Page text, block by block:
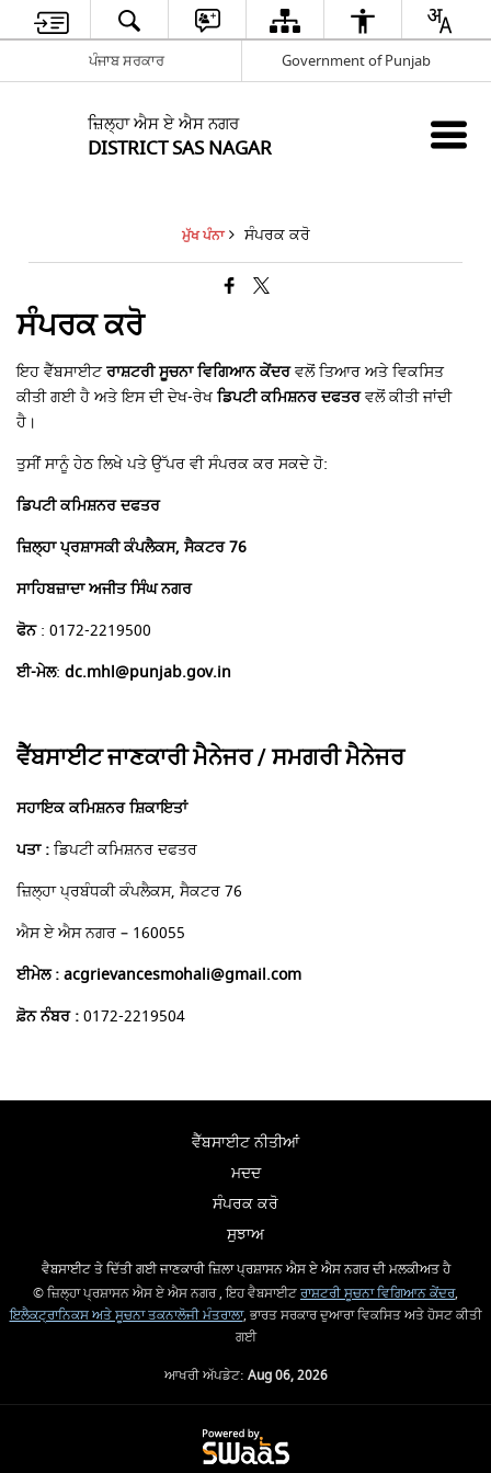
ਪੰਜਾਬ ਸਰਕਾਰ Government of Punjab
ਜ਼ਿਲ੍ਹਾ ਐਸ ਏ ਐਸ ਨਗਰ
DISTRICT SAS NAGAR
ਮੁੱਖ ਪੰਨਾ ਸੰਪਰਕ ਕਰੋ
ਸੰਪਰਕ ਕਰੋ
ਇਹ ਵੈੱਬਸਾਈਟਰਾਸ਼ਟਰੀ ਸੂਚਨਾ ਵਿਗਿਆਨ ਕੇਂਦਰਵਲੋਂ ਤਿਆਰ ਅਤੇ ਵਿਕਸਿਤ
ਕੀਤੀ ਗਈ ਹੈ ਅਤੇ ਇਸ ਦੀ ਦੇਖ-ਰੇਖਡਿਪਟੀ ਕਮਿਸ਼ਨਰ ਦਫਤਰਵਲੋਂ ਕੀਤੀ ਜਾਂਦੀ
ਹੈ।
ਤੁਸੀਂ ਸਾਨੂੰ ਹੇਠ ਲਿਖੇ ਪਤੇ ਉੱਪਰ ਵੀ ਸੰਪਰਕ ਕਰ ਸਕਦੇ ਹੋ:
ਡਿਪਟੀ ਕਮਿਸ਼ਨਰ ਦਫਤਰ
ਜ਼ਿਲ੍ਹਾ ਪ੍ਰਸ਼ਾਸਕੀ ਕੰਪਲੈਕਸ, ਸੈਕਟਰ 76
ਸਾਹਿਬਜ਼ਾਦਾ ਅਜੀਤ ਸਿੰਘ ਨਗਰ
ਫੋਨ: 0172-2219500
ਈ-ਮੇਲ:dc.mhl@punjab.gov.in
ਵੈੱਬਸਾਈਟ ਜਾਣਕਾਰੀ ਮੈਨੇਜਰ / ਸਮਗਰੀ ਮੈਨੇਜਰ
ਸਹਾਇਕ ਕਮਿਸ਼ਨਰ ਸ਼ਿਕਾਇਤਾਂ
ਪਤਾ :ਡਿਪਟੀ ਕਮਿਸ਼ਨਰ ਦਫਤਰ
ਜ਼ਿਲ੍ਹਾ ਪ੍ਰਬੰਧਕੀ ਕੰਪਲੈਕਸ, ਸੈਕਟਰ 76
ਐਸ ਏ ਐਸ ਨਗਰ– 160055
ਈਮੇਲ : acgrievancesmohali@gmail.com
ਫ਼ੋਨ ਨੰਬਰ :0172-2219504
ਵੈੱਬਸਾਈਟ ਨੀਤੀਆਂ
ਮਦਦ
ਸੰਪਰਕ ਕਰੋ
ਸੁਝਾਅ
ਵੈਬਸਾਈਟ ਤੇ ਦਿੱਤੀ ਗਈ ਜਾਣਕਾਰੀ ਜ਼ਿਲਾ ਪ੍ਰਸ਼ਾਸਨ ਐਸ ਏ ਐਸ ਨਗਰ ਦੀ ਮਲਕੀਅਤ ਹੈ
© ਜ਼ਿਲ੍ਹਾ ਪ੍ਰਸ਼ਾਸਨ ਐਸ ਏ ਐਸ ਨਗਰ , ਇਹ ਵੈਬਸਾਈਟਰਾਸ਼ਟਰੀ ਸੂਚਨਾ ਵਿਗਿਆਨ ਕੇਂਦਰ,
ਇਲੈਕਟ੍ਰਾਨਿਕਸ ਅਤੇ ਸੂਚਨਾ ਤਕਨਾਲੋਜੀ ਮੰਤਰਾਲਾ, ਭਾਰਤ ਸਰਕਾਰ ਦੁਆਰਾ ਵਿਕਸਿਤ ਅਤੇ ਹੋਸਟ ਕੀਤੀ
ਗਈ
ਆਖਰੀ ਅੱਪਡੇਟ: Aug 06, 2026